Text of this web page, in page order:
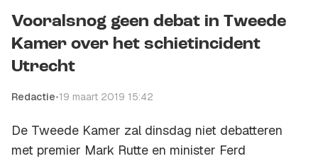
Kopieer link
Vooralsnog geen debat in Tweede
Kamer over het schietincident
Utrecht
Redactie•19 maart 2019 15:42
De Tweede Kamer zal dinsdag niet debatteren
met premier Mark Rutte en minister Ferd